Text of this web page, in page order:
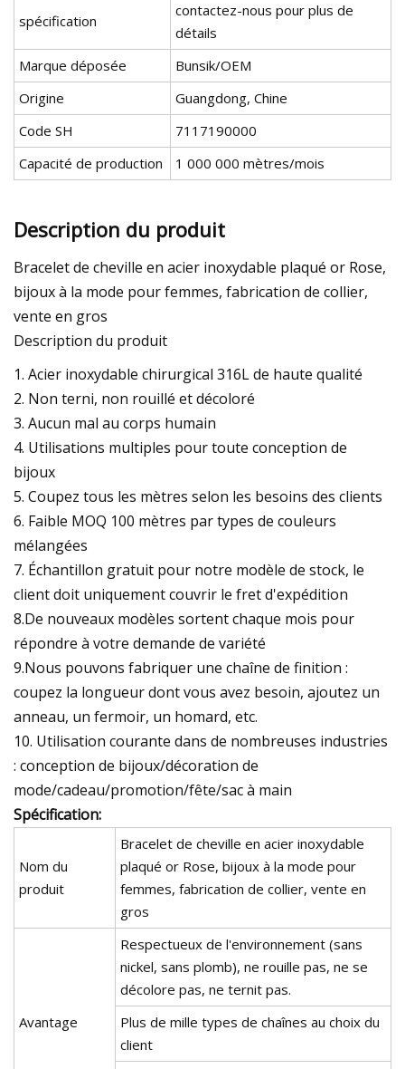
spécification
contactez-nous pour plus de
détails
Marque déposée
Bunsik/OEM
Origine
Guangdong, Chine
Code SH
7117190000
Capacité de production
1 000 000 mètres/mois
Description du produit
Bracelet de cheville en acier inoxydable plaqué or Rose,
bijoux à la mode pour femmes, fabrication de collier,
vente en gros
Description du produit
1. Acier inoxydable chirurgical 316L de haute qualité
2. Non terni, non rouillé et décoloré
3. Aucun mal au corps humain
4. Utilisations multiples pour toute conception de
bijoux
5. Coupez tous les mètres selon les besoins des clients
6. Faible MOQ 100 mètres par types de couleurs
mélangées
7. Échantillon gratuit pour notre modèle de stock, le
client doit uniquement couvrir le fret d'expédition
8.De nouveaux modèles sortent chaque mois pour
répondre à votre demande de variété
9.Nous pouvons fabriquer une chaîne de finition :
coupez la longueur dont vous avez besoin, ajoutez un
anneau, un fermoir, un homard, etc.
10. Utilisation courante dans de nombreuses industries
: conception de bijoux/décoration de
mode/cadeau/promotion/fête/sac à main
Spécification:
Nom du
produit
Bracelet de cheville en acier inoxydable
plaqué or Rose, bijoux à la mode pour
femmes, fabrication de collier, vente en
gros
Avantage
Respectueux de l'environnement (sans
nickel, sans plomb), ne rouille pas, ne se
décolore pas, ne ternit pas.
Plus de mille types de chaînes au choix du
client